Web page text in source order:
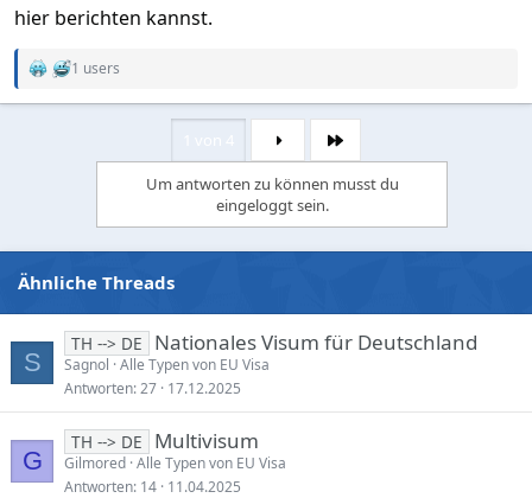
hier berichten kannst.
R
:
1 users
Letzte
Um antworten zu können musst du
eingeloggt sein.
Ähnliche Threads
S
TH --> DE Nationales Visum für Deutschland
Sagnol Alle Typen von EU Visa
Antworten 27 17.12.2025
G
TH --> DE Multivisum
Gilmored Alle Typen von EU Visa
Antworten 14 11.04.2025